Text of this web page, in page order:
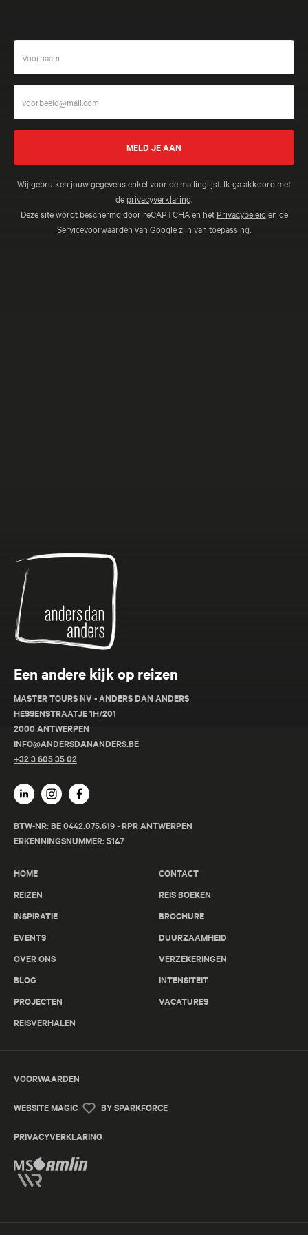
Wij gebruiken jouw gegevens enkel voor de mailinglijst. Ik ga akkoord met
de privacyverklaring.
Deze site wordt beschermd door reCAPTCHA en het Privacybeleid en de
Servicevoorwaarden van Google zijn van toepassing.
Anders
dan
Anders
Een andere kijk op reizen
MASTER TOURS NV - ANDERS DAN ANDERS
HESSENSTRAATJE 1H/201
2000 ANTWERPEN
INFO@ANDERSDANANDERS.BE
+32 3 605 35 02
BTW-NR: BE 0442.075.619 - RPR ANTWERPEN
ERKENNINGSNUMMER: 5147
HOME
REIZEN
INSPIRATIE
EVENTS
OVER ONS
BLOG
PROJECTEN
REISVERHALEN
CONTACT
REIS BOEKEN
BROCHURE
DUURZAAMHEID
VERZEKERINGEN
INTENSITEIT
VACATURES
VOORWAARDEN
WEBSITE MAGIC BY SPARKFORCE
PRIVACYVERKLARING